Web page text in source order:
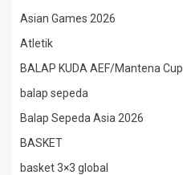
Asian Games 2026
Atletik
BALAP KUDA AEF/Mantena Cup
balap sepeda
Balap Sepeda Asia 2026
BASKET
basket 3×3 global